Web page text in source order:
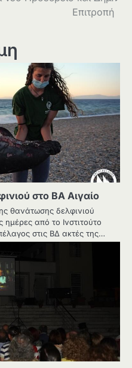
Επιτροπή
στο ΒΑ Αιγαίο
θανάτωσης δελφινιού
ημέρες από το Ινστιτούτο
στις ΒΔ ακτές της…